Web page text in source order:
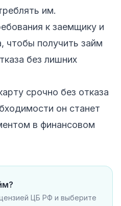
им.
к заемщику и
чтобы получить займ
без лишних
срочно без отказа
он станет
в финансовом
ЦБ РФ и выберите